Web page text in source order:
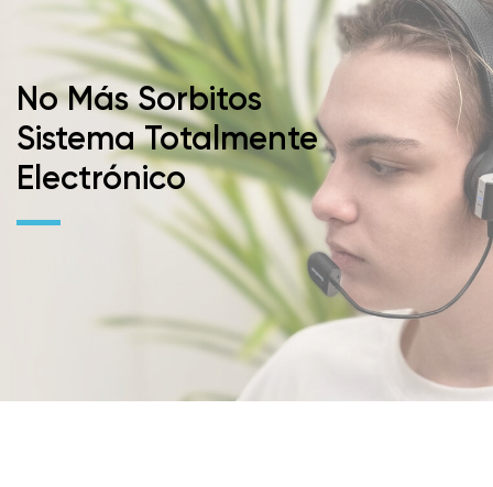
No Más Sorbitos
Sistema Totalmente
Electrónico